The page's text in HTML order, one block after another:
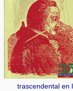
trascendental en